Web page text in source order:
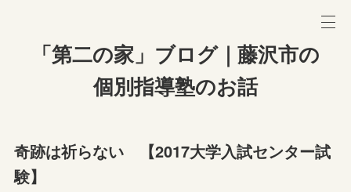
「第二の家」ブログ｜藤沢市の
個別指導塾のお話
奇跡は祈らない 【2017大学入試センター試
験】